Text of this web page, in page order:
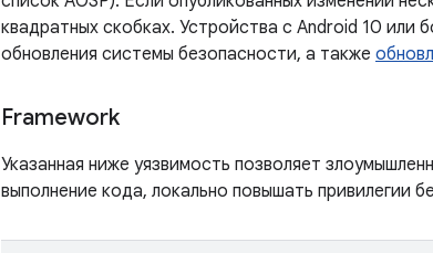
квадратных скобках. Устройства с Android 10 или
обновления системы безопасности, а также
Framework
Указанная ниже уязвимость позволяет
выполнение кода, локально повышать привилегии